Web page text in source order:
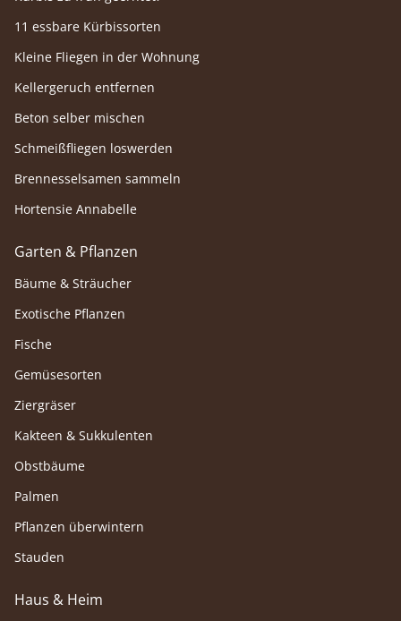
11 essbare Kürbissorten
Kleine Fliegen in der Wohnung
Kellergeruch entfernen
Beton selber mischen
Schmeißfliegen loswerden
Brennesselsamen sammeln
Hortensie Annabelle
Garten & Pflanzen
Bäume & Sträucher
Exotische Pflanzen
Fische
Gemüsesorten
Ziergräser
Kakteen & Sukkulenten
Obstbäume
Palmen
Pflanzen überwintern
Stauden
Haus & Heim